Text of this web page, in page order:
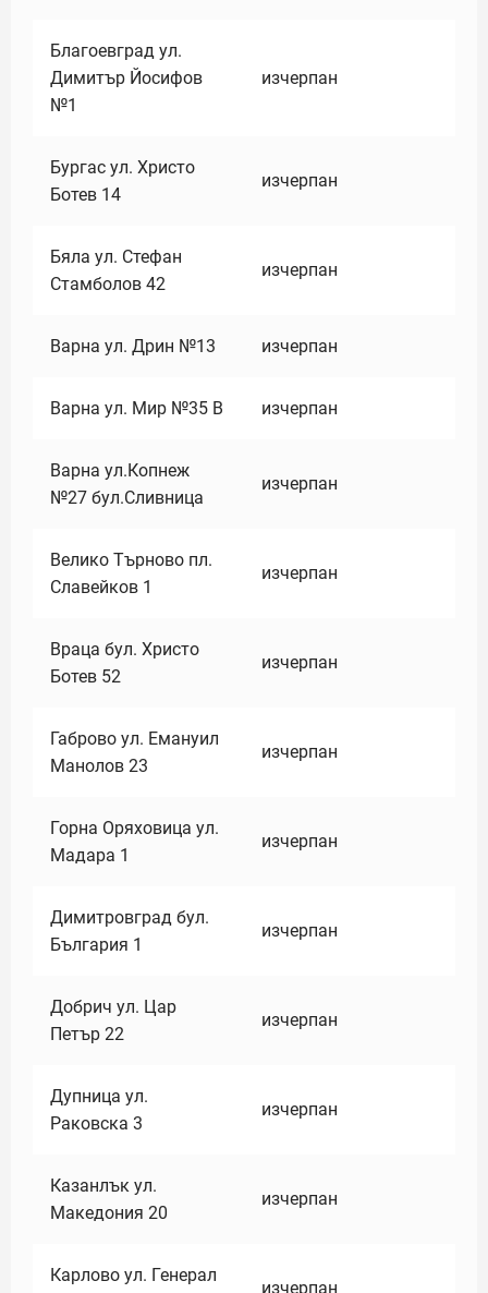
Благоевград ул.
Димитър Йосифов
№1
изчерпан
Бургас ул. Христо
Ботев 14
изчерпан
Бяла ул. Стефан
Стамболов 42
изчерпан
Варна ул. Дрин №13 изчерпан
Варна ул. Мир №35 В изчерпан
Варна ул.Копнеж
№27 бул.Сливница
изчерпан
Велико Търново пл.
Славейков 1
изчерпан
Враца бул. Христо
Ботев 52
изчерпан
Габрово ул. Емануил
Манолов 23
изчерпан
Горна Оряховица ул.
Мадара 1
изчерпан
Димитровград бул.
България 1
изчерпан
Добрич ул. Цар
Петър 22
изчерпан
Дупница ул.
Раковска 3
изчерпан
Казанлък ул.
Македония 20
изчерпан
Карлово ул. Генерал
изчерпан